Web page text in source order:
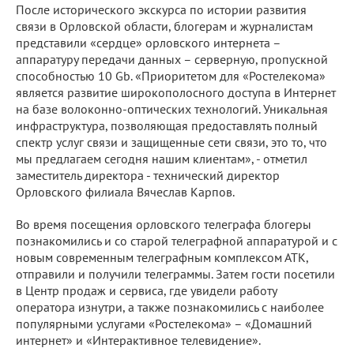
После исторического экскурса по истории развития
связи в Орловской области, блогерам и журналистам
представили «сердце» орловского интернета –
аппаратуру передачи данных – серверную, пропускной
способностью 10 Gb. «Приоритетом для «Ростелекома»
является развитие широкополосного доступа в Интернет
на базе волоконно-оптических технологий. Уникальная
инфраструктура, позволяющая предоставлять полный
спектр услуг связи и защищенные сети связи, это то, что
мы предлагаем сегодня нашим клиентам», - отметил
заместитель директора - технический директор
Орловского филиала Вячеслав Карпов.
Во время посещения орловского телеграфа блогеры
познакомились и со старой телеграфной аппаратурой и с
новым современным телеграфным комплексом АТК,
отправили и получили телеграммы. Затем гости посетили
в Центр продаж и сервиса, где увидели работу
оператора изнутри, а также познакомились с наиболее
популярными услугами «Ростелекома» – «Домашний
интернет» и «Интерактивное телевидение».